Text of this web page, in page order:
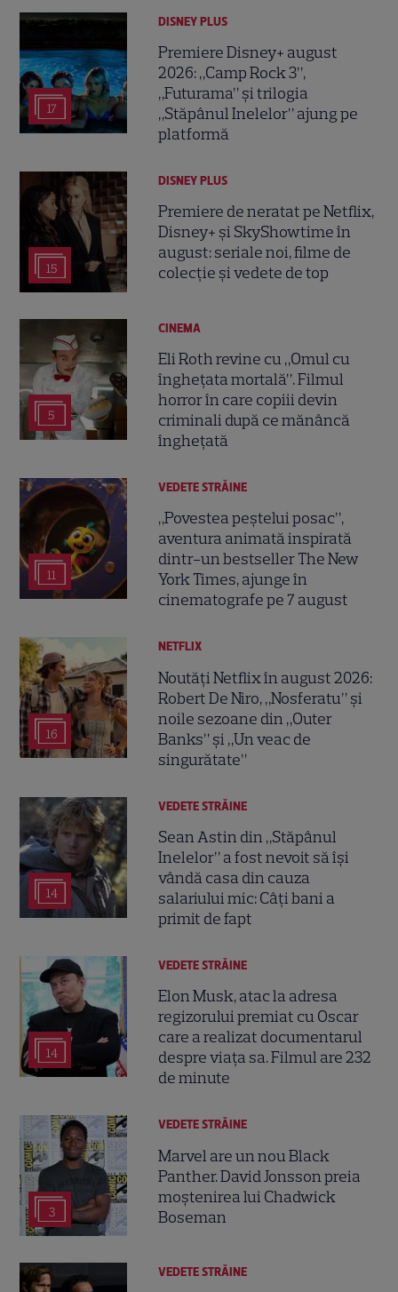
17
DISNEY PLUS
Premiere Disney+ august
2026: „Camp Rock 3”,
„Futurama” și trilogia
„Stăpânul Inelelor” ajung pe
platformă
15
DISNEY PLUS
Premiere de neratat pe Netflix,
Disney+ și SkyShowtime în
august: seriale noi, filme de
colecție și vedete de top
5
CINEMA
Eli Roth revine cu „Omul cu
înghețata mortală”. Filmul
horror în care copiii devin
criminali după ce mănâncă
înghețată
11
VEDETE STRĂINE
„Povestea peștelui posac”,
aventura animată inspirată
dintr-un bestseller The New
York Times, ajunge în
cinematografe pe 7 august
16
NETFLIX
Noutăți Netflix în august 2026:
Robert De Niro, „Nosferatu” și
noile sezoane din „Outer
Banks” și „Un veac de
singurătate”
14
VEDETE STRĂINE
Sean Astin din „Stăpânul
Inelelor” a fost nevoit să își
vândă casa din cauza
salariului mic: Câți bani a
primit de fapt
14
VEDETE STRĂINE
Elon Musk, atac la adresa
regizorului premiat cu Oscar
care a realizat documentarul
despre viața sa. Filmul are 232
de minute
3
VEDETE STRĂINE
Marvel are un nou Black
Panther. David Jonsson preia
moștenirea lui Chadwick
Boseman
VEDETE STRĂINE